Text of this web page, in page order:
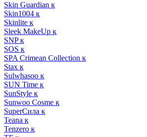
Skin Guardian к
Skin1004 к
Skinlite к
Sleek MakeUp к
SNP к
SOS к
SPA Crimean Collection к
Stax к
Sulwhasoo к
SUN Time к
SunStyle к
Sunwoo Cosme к
SuperСила к
Teana к
Tenzero к